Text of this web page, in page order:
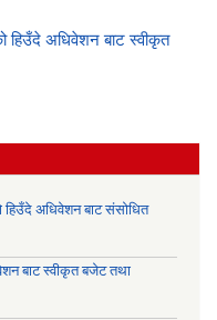
हिउँदे अधिवेशन बाट स्वीकृत
अधिवेशन बाट संसोधित
बाट स्वीकृत बजेट तथा